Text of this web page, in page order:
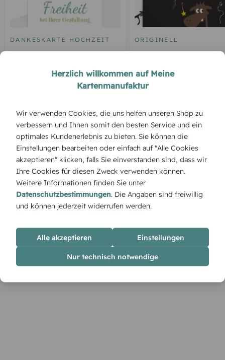
DANKESKARTE HOCHZEIT
Blankokarte
ORIGINELL
Elch
ÜBERBLICK:
Produktbeschreibung
„Weihnachten in Heidelberg 3“ zeigt die Stadt in festlichem
Glanz – romantische Gassen, leuchtende Fenster und der
Klang von Weihnachtsliedern. Ideal für eine Einladung mit
städtischem Flair und Herzenswärme.
Herzlich willkommen auf Meine
Kartenmanufaktur
Wir verwenden Cookies, die uns helfen unseren Shop zu
verbessern und Ihnen somit den besten Service und ein
optimales Kundenerlebnis zu bieten. Sie können die
Einstellungen bearbeiten oder einfach auf "Alle Cookies
akzeptieren" klicken, falls Sie einverstanden sind, dass wir
Ihre Cookies für diesen Zweck verwenden können.
Weitere Informationen finden Sie unter
Datenschutzbestimmungen. Die Angaben sind freiwillig
und können jederzeit widerrufen werden.
Alle akzeptieren Einstellungen
Nur technisch notwendige